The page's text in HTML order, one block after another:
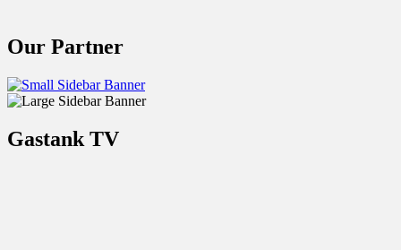
Our Partner
Gastank TV